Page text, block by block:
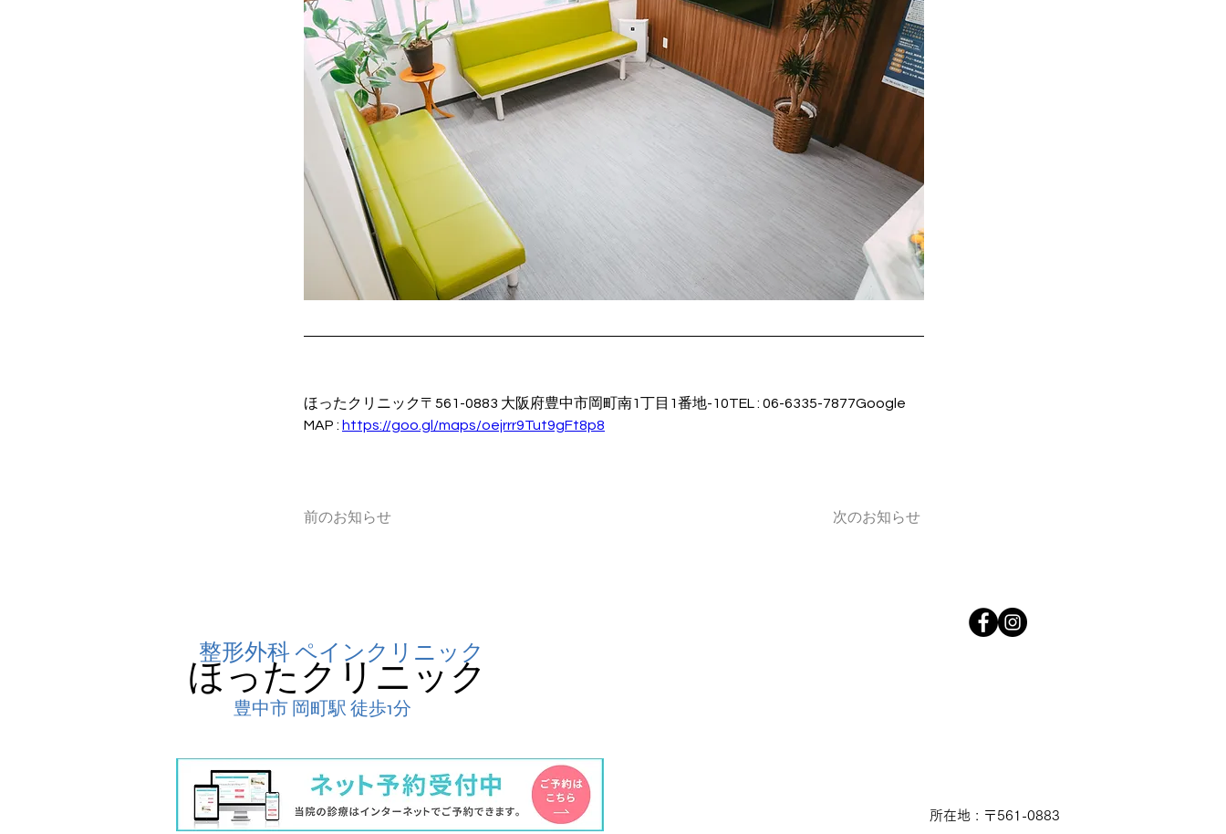
ほったクリニック〒561-0883 大阪府豊中市岡町南1丁目1番地-10TEL : 06-6335-7877Google
MAP : https://goo.gl/maps/oejrrr9Tut9gFt8p8
前のお知らせ 次のお知らせ
整形外科 ペインクリニック
​ほったクリニック
豊中市 岡町駅 徒歩1分
所在地 : 〒561-0883